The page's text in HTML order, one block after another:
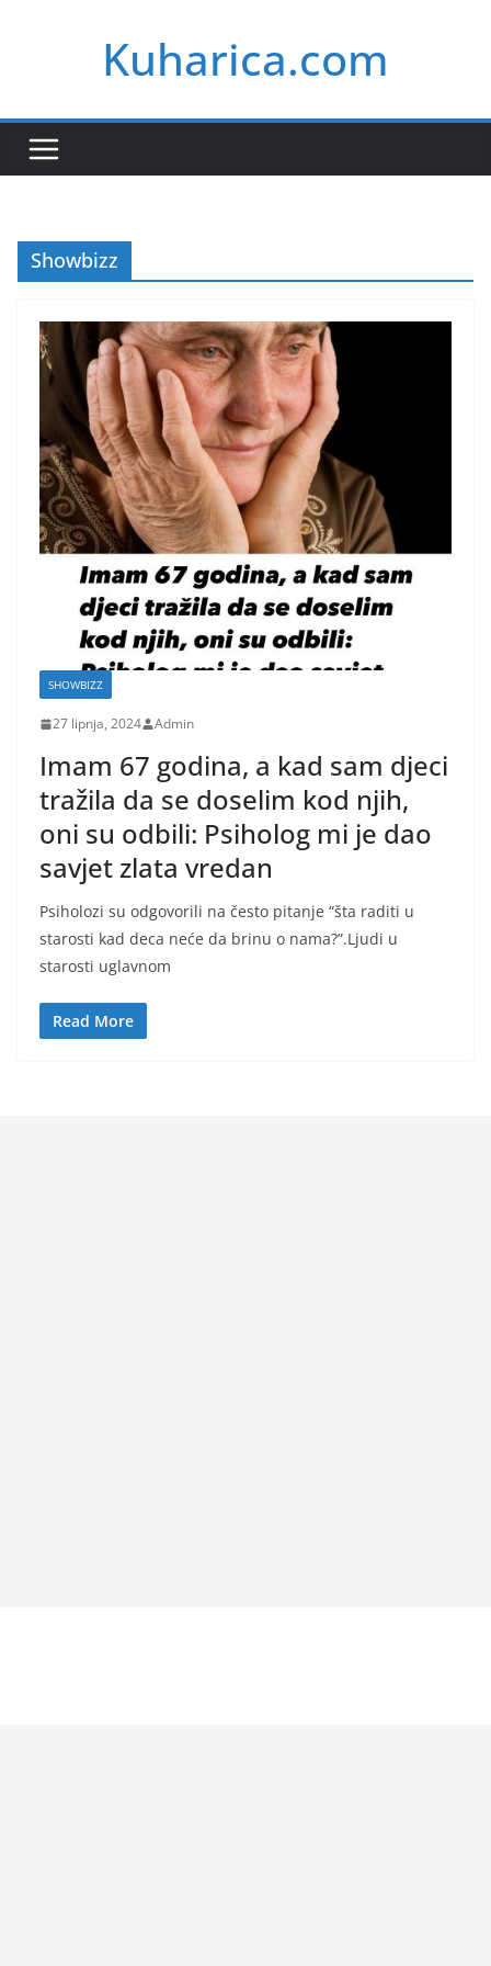
Kuharica.com
Showbizz
SHOWBIZZ
27 lipnja, 2024 Admin
Imam 67 godina, a kad sam djeci
tražila da se doselim kod njih,
oni su odbili: Psiholog mi je dao
savjet zlata vredan
Psiholozi su odgovorili na često pitanje “šta raditi u
starosti kad deca neće da brinu o nama?”.Ljudi u
starosti uglavnom
Read More